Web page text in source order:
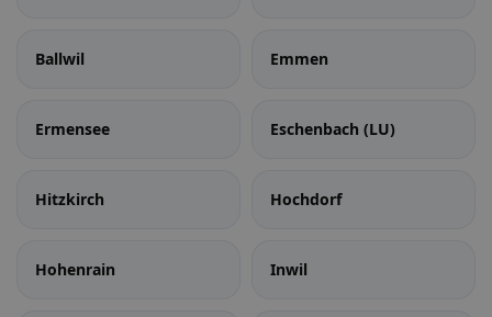
Ballwil Emmen
Ermensee Eschenbach (LU)
Hitzkirch Hochdorf
Hohenrain Inwil